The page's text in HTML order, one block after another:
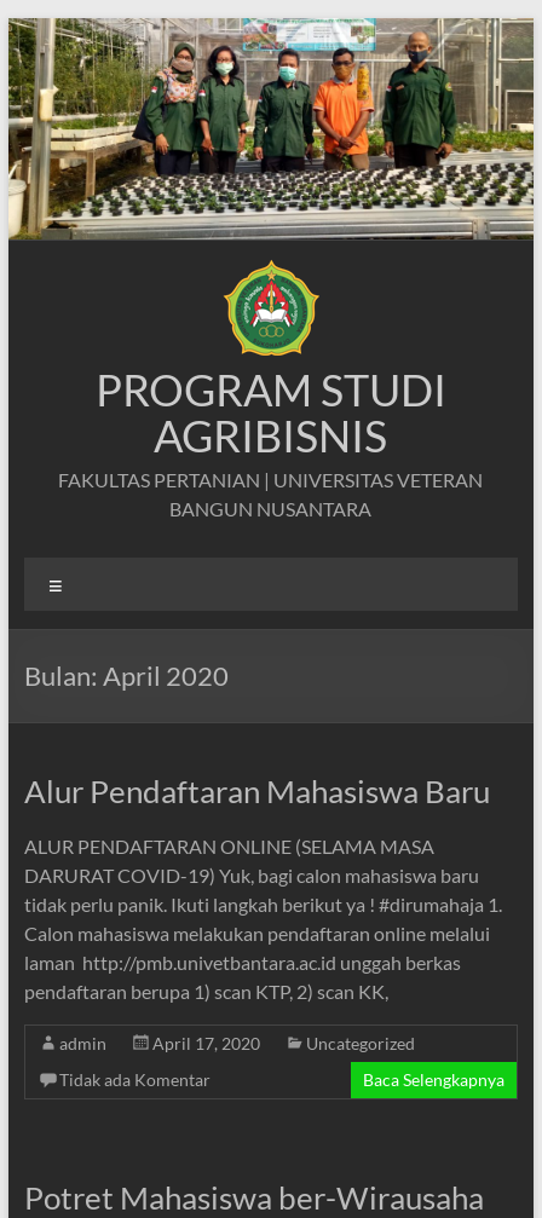
Skip
to
content
PROGRAM STUDI
AGRIBISNIS
FAKULTAS PERTANIAN | UNIVERSITAS VETERAN
BANGUN NUSANTARA
Bulan: April 2020
Alur Pendaftaran Mahasiswa Baru
ALUR PENDAFTARAN ONLINE (SELAMA MASA
DARURAT COVID-19) Yuk, bagi calon mahasiswa baru
tidak perlu panik. Ikuti langkah berikut ya ! #dirumahaja 1.
Calon mahasiswa melakukan pendaftaran online melalui
laman http://pmb.univetbantara.ac.id unggah berkas
pendaftaran berupa 1) scan KTP, 2) scan KK,
admin April 17, 2020
Uncategorized
Tidak ada Komentar
Baca Selengkapnya
Potret Mahasiswa ber-Wirausaha